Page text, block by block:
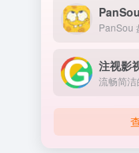
PanSou
注视影